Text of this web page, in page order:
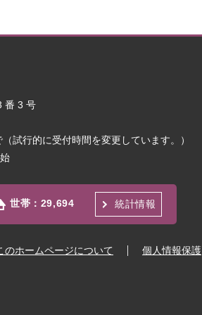
番 3 号
試行的に受付時間を変更しています。）
世帯： 29,694 統計情報
のホームページについて 個人情報保護